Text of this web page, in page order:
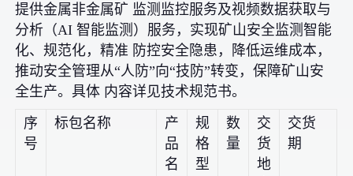
提供金属非金属矿 监测监控服务及视频数据获取与
分析（AI 智能监测）服务，实现矿山安全监测智能
化、规范化，精准 防控安全隐患，降低运维成本，
推动安全管理从“人防”向“技防”转变，保障矿山安
全生产。具体 内容详见技术规范书。
序
号
标包名称
产
品
名
规
格
型
数
量
交
货
地
交货
期